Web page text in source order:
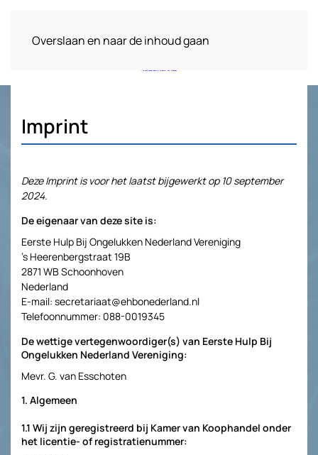
Overslaan en naar de inhoud gaan
Imprint
Deze Imprint is voor het laatst bijgewerkt op 10 september
2024.
De eigenaar van deze site is:
Eerste Hulp Bij Ongelukken Nederland Vereniging
’s Heerenbergstraat 19B
2871 WB Schoonhoven
Nederland
E-mail: secretariaat@ehbonederland.nl
Telefoonnummer: 088-0019345
De wettige vertegenwoordiger(s) van Eerste Hulp Bij
Ongelukken Nederland Vereniging:
Mevr. G. van Esschoten
1. Algemeen
1.1 Wij zijn geregistreerd bij Kamer van Koophandel onder
het licentie- of registratienummer: